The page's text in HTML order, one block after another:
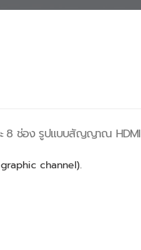
8 ช่อง รูปแบบสัญญาณ HDMI
channel).